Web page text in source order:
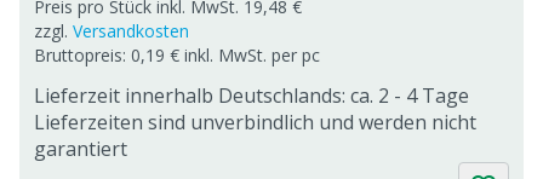
Preis pro Stück inkl. MwSt. 19,48 €
zzgl. Versandkosten
Bruttopreis: 0,19 € inkl. MwSt. per pc
Lieferzeit innerhalb Deutschlands: ca. 2 - 4 Tage
Lieferzeiten sind unverbindlich und werden nicht
garantiert